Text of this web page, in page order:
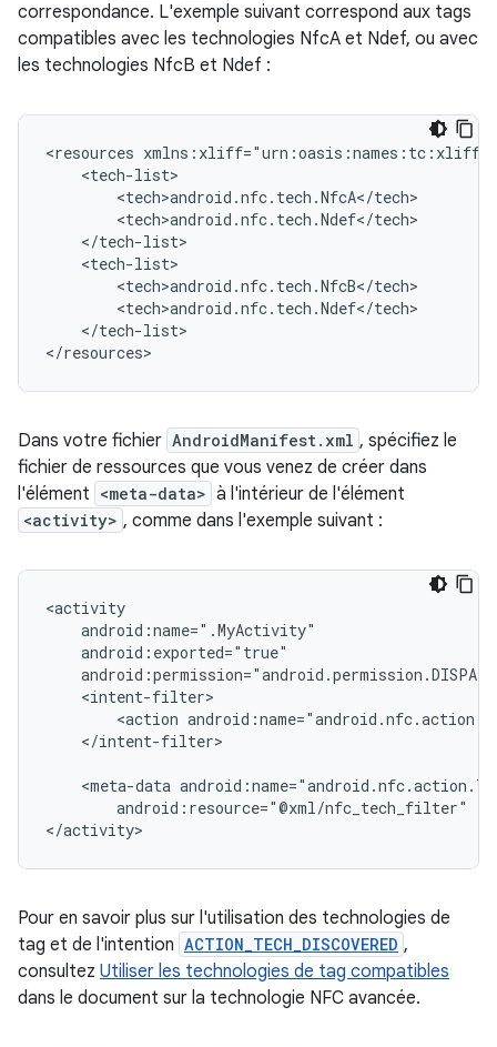
correspondance. L'exemple suivant correspond aux tags
compatibles avec les technologies NfcA et Ndef, ou avec
les technologies NfcB et Ndef :
<resources
</tech-list>
</resources>
Dans votre fichier AndroidManifest.xml , spécifiez le
fichier de ressources que vous venez de créer dans
l'élément <meta-data> à l'intérieur de l'élément
<activity> , comme dans l'exemple suivant :
<action
</intent-filter>
<meta-data
android:resource="@xml/nfc_tech_filter"
</activity>
Pour en savoir plus sur l'utilisation des technologies de
tag et de l'intention ACTION_TECH_DISCOVERED ,
consultez Utiliser les technologies de tag compatibles
dans le document sur la technologie NFC avancée.